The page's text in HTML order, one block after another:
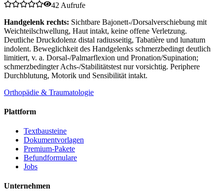
42 Aufrufe
Handgelenk rechts: Sichtbare Bajonett-/Dorsalverschiebung mit
Weichteilschwellung, Haut intakt, keine offene Verletzung.
Deutliche Druckdolenz distal radiusseitig, Tabatière und lunatum
indolent. Beweglichkeit des Handgelenks schmerzbedingt deutlich
limitiert, v. a. Dorsal-/Palmarflexion und Pronation/Supination;
schmerzbedingter Achs-/Stabilitätstest nur vorsichtig. Periphere
Durchblutung, Motorik und Sensibilität intakt.
Orthopädie & Traumatologie
Plattform
Textbausteine
Dokumentvorlagen
Premium-Pakete
Befundformulare
Jobs
Unternehmen